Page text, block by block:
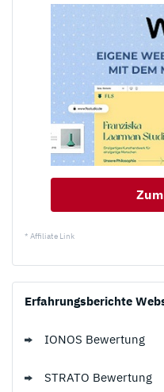
* Affiliate Link
Erfahrungsberichte
IONOS Bewertung
STRATO Bewertung